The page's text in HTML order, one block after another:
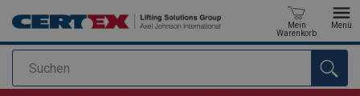
Suchen
Mein
Warenkorb
Menü
Anfragen